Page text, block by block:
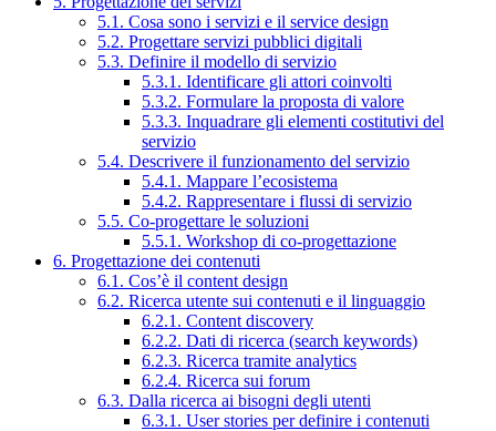
5.1. Cosa sono i servizi e il service design
5.2. Progettare servizi pubblici digitali
5.3. Definire il modello di servizio
5.3.1. Identificare gli attori coinvolti
5.3.2. Formulare la proposta di valore
5.3.3. Inquadrare gli elementi costitutivi del
servizio
5.4. Descrivere il funzionamento del servizio
5.4.1. Mappare l’ecosistema
5.4.2. Rappresentare i flussi di servizio
5.5. Co-progettare le soluzioni
5.5.1. Workshop di co-progettazione
6. Progettazione dei contenuti
6.1. Cos’è il content design
6.2. Ricerca utente sui contenuti e il linguaggio
6.2.1. Content discovery
6.2.2. Dati di ricerca (search keywords)
6.2.3. Ricerca tramite analytics
6.2.4. Ricerca sui forum
6.3. Dalla ricerca ai bisogni degli utenti
6.3.1. User stories per definire i contenuti